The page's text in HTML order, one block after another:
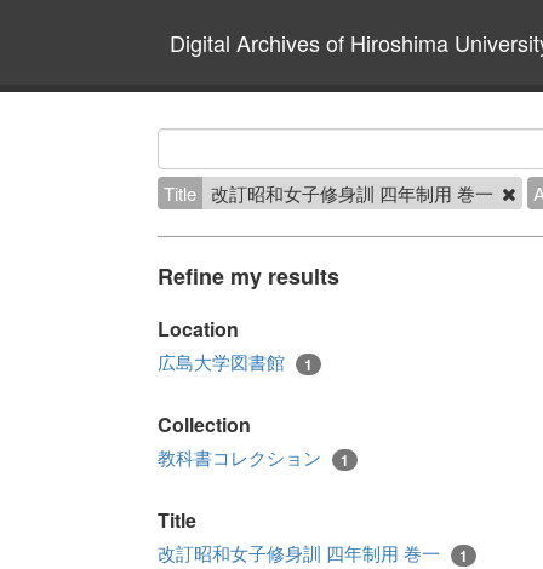
Digital Archives of Hiroshima
Title 改訂昭和女子修身訓 四年制用 巻一
Refine my results
Location
広島大学図書館 1
Collection
教科書コレクション 1
Title
改訂昭和女子修身訓 四年制用 巻一 1